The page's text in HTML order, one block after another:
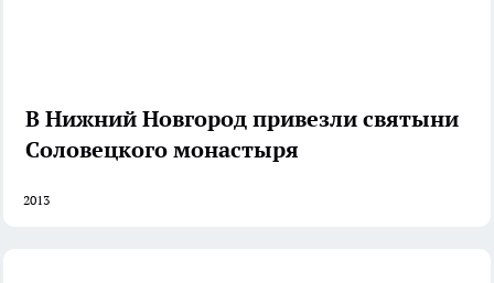
В Нижний Новгород привезли святыни
Соловецкого монастыря
2013